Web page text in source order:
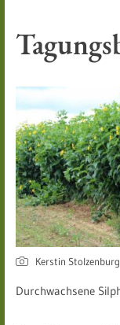
Kerstin
Durchwachsene